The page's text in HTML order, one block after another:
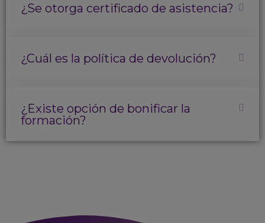
¿Se otorga certificado de asistencia?
¿Cuál es la política de devolución?
¿Existe opción de bonificar la
formación?